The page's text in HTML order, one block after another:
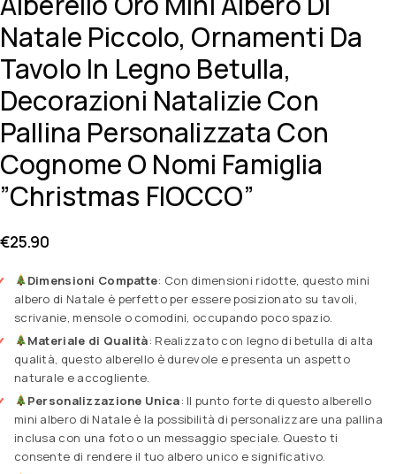
Natale Piccolo, Ornamenti Da
Tavolo In Legno Betulla,
Decorazioni Natalizie Con
Pallina Personalizzata Con
Cognome O Nomi Famiglia
”Christmas FIOCCO”
€25.90
Dimensioni Compatte: Con dimensioni ridotte, questo mini
albero di Natale è perfetto per essere posizionato su tavoli,
scrivanie, mensole o comodini, occupando poco spazio.
Materiale di Qualità: Realizzato con legno di betulla di alta
qualità, questo alberello è durevole e presenta un aspetto
naturale e accogliente.
Personalizzazione Unica: Il punto forte di questo alberello
mini albero di Natale è la possibilità di personalizzare una pallina
inclusa con una foto o un messaggio speciale. Questo ti
consente di rendere il tuo albero unico e significativo.